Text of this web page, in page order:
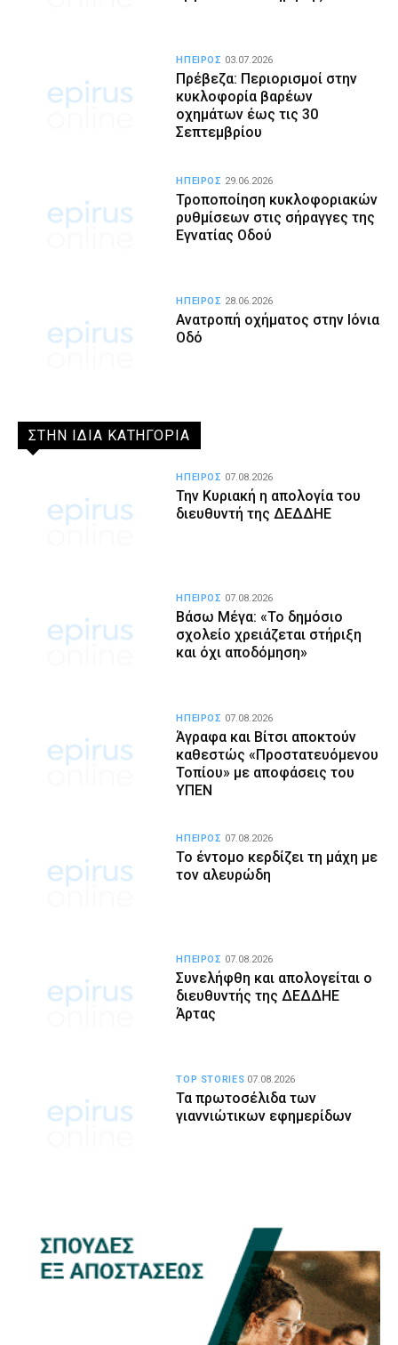
Πρέβεζα: Περιορισμοί στην
κυκλοφορία βαρέων
οχημάτων έως τις 30
Σεπτεμβρίου
ΗΠΕΙΡΟΣ 03.07.2026
Τροποποίηση κυκλοφοριακών
ρυθμίσεων στις σήραγγες της
Εγνατίας Οδού
ΗΠΕΙΡΟΣ 29.06.2026
Ανατροπή οχήματος στην Ιόνια
Οδό
ΗΠΕΙΡΟΣ 28.06.2026
ΣΤΗΝ ΙΔΙΑ ΚΑΤΗΓΟΡΙΑ
Την Κυριακή η απολογία του
διευθυντή της ΔΕΔΔΗΕ
ΗΠΕΙΡΟΣ 07.08.2026
Βάσω Μέγα: «Το δημόσιο
σχολείο χρειάζεται στήριξη
και όχι αποδόμηση»
ΗΠΕΙΡΟΣ 07.08.2026
Άγραφα και Βίτσι αποκτούν
καθεστώς «Προστατευόμενου
Τοπίου» με αποφάσεις του
ΥΠΕΝ
ΗΠΕΙΡΟΣ 07.08.2026
Το έντομο κερδίζει τη μάχη με
τον αλευρώδη
ΗΠΕΙΡΟΣ 07.08.2026
Συνελήφθη και απολογείται ο
διευθυντής της ΔΕΔΔΗΕ
Άρτας
ΗΠΕΙΡΟΣ 07.08.2026
Τα πρωτοσέλιδα των
γιαννιώτικων εφημερίδων
TOP STORIES 07.08.2026